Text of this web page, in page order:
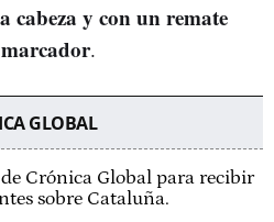
cabeza y con un remate
.
GLOBAL
Crónica Global para recibir
sobre Cataluña.